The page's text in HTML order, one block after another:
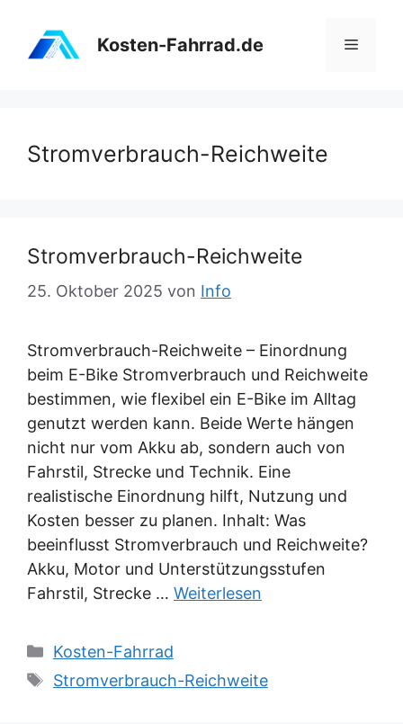
Inhalt
springen
Kosten-Fahrrad.de Menü
Stromverbrauch-Reichweite
Stromverbrauch-Reichweite
25. Oktober 2025 von Info
Stromverbrauch-Reichweite – Einordnung
beim E-Bike Stromverbrauch und Reichweite
bestimmen, wie flexibel ein E-Bike im Alltag
genutzt werden kann. Beide Werte hängen
nicht nur vom Akku ab, sondern auch von
Fahrstil, Strecke und Technik. Eine
realistische Einordnung hilft, Nutzung und
Kosten besser zu planen. Inhalt: Was
beeinflusst Stromverbrauch und Reichweite?
Akku, Motor und Unterstützungsstufen
Fahrstil, Strecke … Weiterlesen
Kategorien
Kosten-Fahrrad
Schlagwörter
Stromverbrauch-Reichweite